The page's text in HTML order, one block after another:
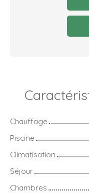
Chauffage
Piscine
Climatisation
Séjour
Chambres